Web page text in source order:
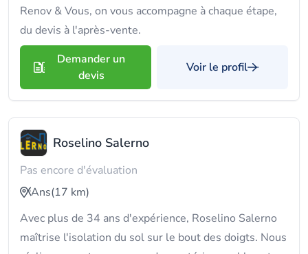
Renov & Vous, on vous accompagne à chaque étape,
du devis à l'après-vente.
Demander un
devis
Voir le profil
Roselino Salerno
Pas encore d'évaluation
Ans(17 km)
Avec plus de 34 ans d'expérience, Roselino Salerno
maîtrise l'isolation du sol sur le bout des doigts. Nous